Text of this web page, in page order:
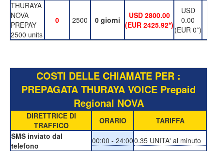
THURAYA
NOVA
PREPAY -
2500 units
0 2500 0 giorni
USD 2800.00
(EUR 2425.92*)
USD
0.00
(EUR 0*)
COSTI DELLE CHIAMATE PER :
PREPAGATA THURAYA VOICE Prepaid
Regional NOVA
DIRETTRICE DI
TRAFFICO
ORARIO
TARIFFA
SMS inviato dal
telefono
00:00 - 24:000.35 UNITA' al minuto